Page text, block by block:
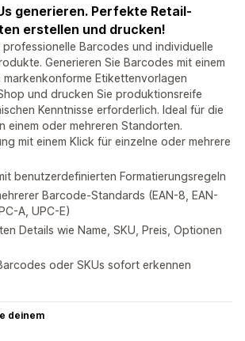
generieren. Perfekte Retail-
erstellen und drucken!
professionelle Barcodes und individuelle
Generieren Sie Barcodes mit einem
markenkonforme Etikettenvorlagen
und drucken Sie produktionsreife
Kenntnisse erforderlich. Ideal für die
einem oder mehreren Standorten.
mit einem Klick für einzelne oder mehrere
benutzerdefinierten Formatierungsregeln
Barcode-Standards (EAN-8, EAN-
A, UPC-E)
Details wie Name, SKU, Preis, Optionen
oder SKUs sofort erkennen
deinem